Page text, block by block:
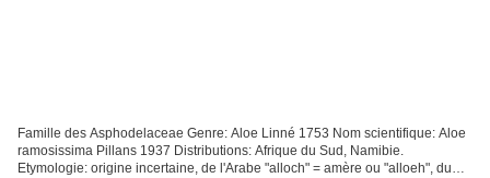
Famille des Asphodelaceae Genre: Aloe Linné 1753 Nom scientifique: Aloe
ramosissima Pillans 1937 Distributions: Afrique du Sud, Namibie.
Etymologie: origine incertaine, de l'Arabe "alloch" = amère ou "alloeh", du